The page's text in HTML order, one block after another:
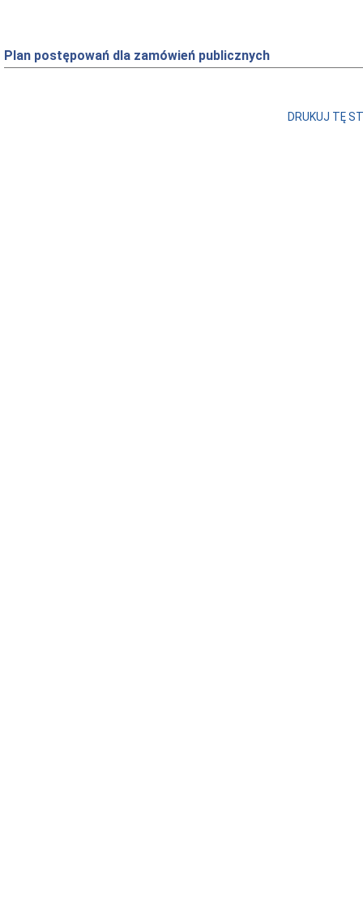
Plan postępowań dla zamówień publicznych
DRUKUJ TĘ